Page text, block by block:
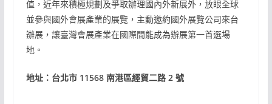
值，近年來積極規劃及爭取辦理國內外新展外，放眼全球
並參與國外會展產業的展覽，主動邀約國外展覽公司來台
辦展，讓臺灣會展產業在國際間能成為辦展第一首選場
地。
地址：台北市 11568 南港區經貿二路 2 號